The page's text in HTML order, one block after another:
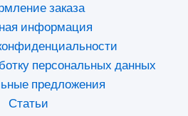
заказа
информация
персональных данных
предложения
Статьи